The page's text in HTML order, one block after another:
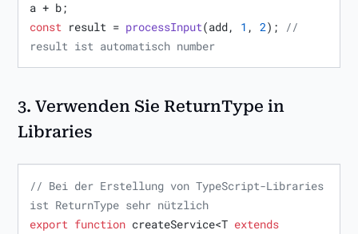
const result = processInput(add, 1 , 2);
//
result ist automatisch number
3. Verwenden Sie ReturnType in
Libraries
// Bei der Erstellung von TypeScript-Libraries
ist ReturnType sehr nützlich
export function createService<T extends